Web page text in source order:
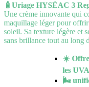
🧴Uriage HYSÉAC 3
Une crème innovante qui
maquillage léger pour
soleil. Sa texture légère et
sans brillance tout au long
☀️ Offre
les
🌬️